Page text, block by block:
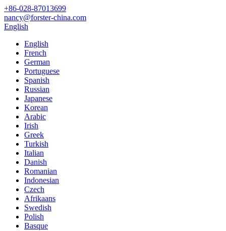
+86-028-87013699
nancy@forster-china.com
English
English
French
German
Portuguese
Spanish
Russian
Japanese
Korean
Arabic
Irish
Greek
Turkish
Italian
Danish
Romanian
Indonesian
Czech
Afrikaans
Swedish
Polish
Basque